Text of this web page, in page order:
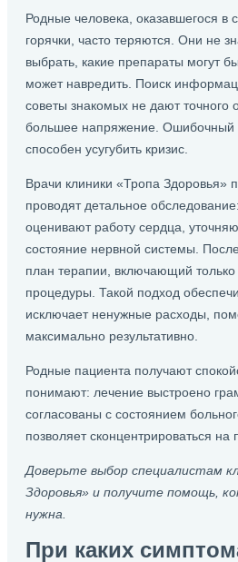
Родные человека, оказавшегося в
горячки, часто теряются. Они не
выбрать, какие препараты могут
может навредить. Поиск
советы знакомых не дают точного
большее напряжение. Ошибочный
способен усугубить кризис.
Врачи клиники «Тропа Здоровья»
проводят детальное
оценивают работу сердца,
состояние нервной системы. После
план терапии, включающий
процедуры. Такой подход
исключает ненужные расходы,
максимально результативно.
Родные пациента получают
понимают: лечение выстроено
согласованы с состоянием
позволяет сконцентрироваться на
Доверьте выбор специалистам
Здоровья» и получите помощь,
нужна.
При каких